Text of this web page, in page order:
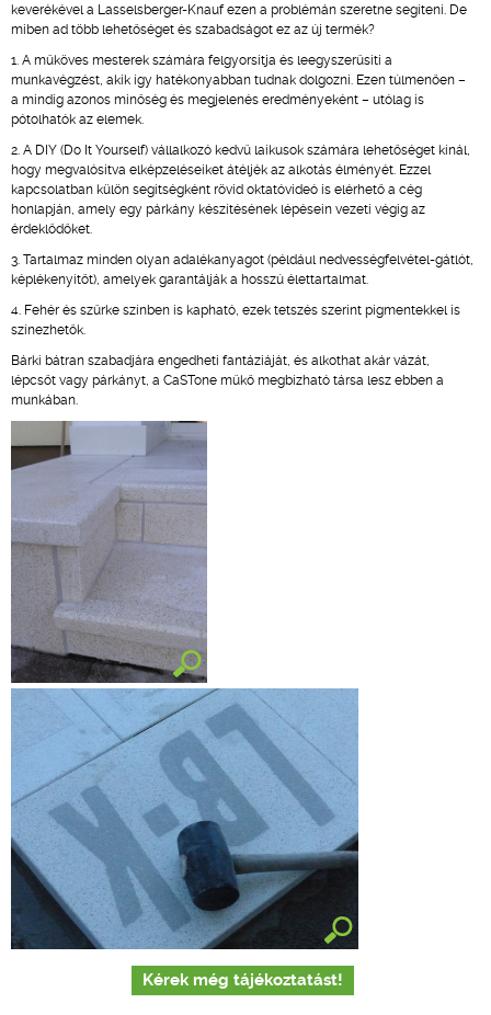
keverékével a Lasselsberger-Knauf ezen a problémán szeretne segíteni. De
miben ad több lehetőséget és szabadságot ez az új termék?
1. A műköves mesterek számára felgyorsítja és leegyszerűsíti a
munkavégzést, akik így hatékonyabban tudnak dolgozni. Ezen túlmenően –
a mindig azonos minőség és megjelenés eredményeként – utólag is
pótolhatók az elemek.
2. A DIY (Do It Yourself) vállalkozó kedvű laikusok számára lehetőséget kínál,
hogy megvalósítva elképzeléseiket átéljék az alkotás élményét. Ezzel
kapcsolatban külön segítségként rövid oktatóvideó is elérhető a cég
honlapján, amely egy párkány készítésének lépésein vezeti végig az
érdeklődőket.
3. Tartalmaz minden olyan adalékanyagot (például nedvességfelvétel-gátlót,
képlékenyítőt), amelyek garantálják a hosszú élettartalmat.
4. Fehér és szűrke színben is kapható, ezek tetszés szerint pigmentekkel is
színezhetők.
Bárki bátran szabadjára engedheti fantáziáját, és alkothat akár vázát,
lépcsőt vagy párkányt, a CaSTone műkő megbízható társa lesz ebben a
munkában.
Kérek még tájékoztatást!